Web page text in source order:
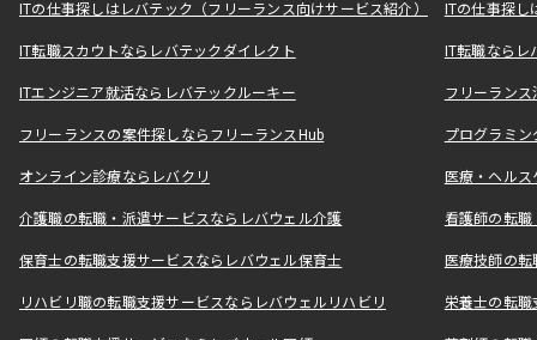
ITの仕事探しはレバテック（フリーランス向けサービス紹介） ITの仕事探
IT転職スカウトならレバテックダイレクト IT転職なら
ITエンジニア就活ならレバテックルーキー フリーラン
フリーランスの案件探しならフリーランスHub プログラミ
オンライン診療ならレバクリ 医療・ヘル
介護職の転職・派遣サービスならレバウェル介護 看護師の転
保育士の転職支援サービスならレバウェル保育士 医療技師の
リハビリ職の転職支援サービスならレバウェルリハビリ 栄養士の転